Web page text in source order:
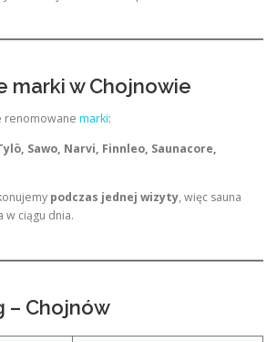
marki w Chojnowie
renomowane marki:
Sawo, Narvi, Finnleo, Saunacore,
podczas jednej wizyty, więc sauna
w ciągu dnia.
– Chojnów